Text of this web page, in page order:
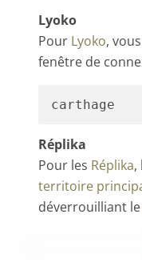
Lyoko
Pour Lyoko,
fenêtre de
Réplika
Pour les Réplika,
territoire
déverrouilliant le